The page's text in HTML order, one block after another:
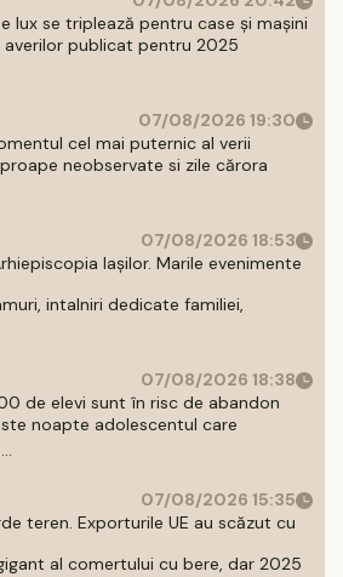
lux se triplează pentru case și mașini
averilor publicat pentru 2025
07/08/2026 19:30
cel mai puternic al verii
neobservate si zile cărora
07/08/2026 18:53
Iașilor. Marile evenimente
intalniri dedicate familiei,
07/08/2026 18:38
de elevi sunt în risc de abandon
noapte adolescentul care
07/08/2026 15:35
teren. Exporturile UE au scăzut cu
al comertului cu bere, dar 2025